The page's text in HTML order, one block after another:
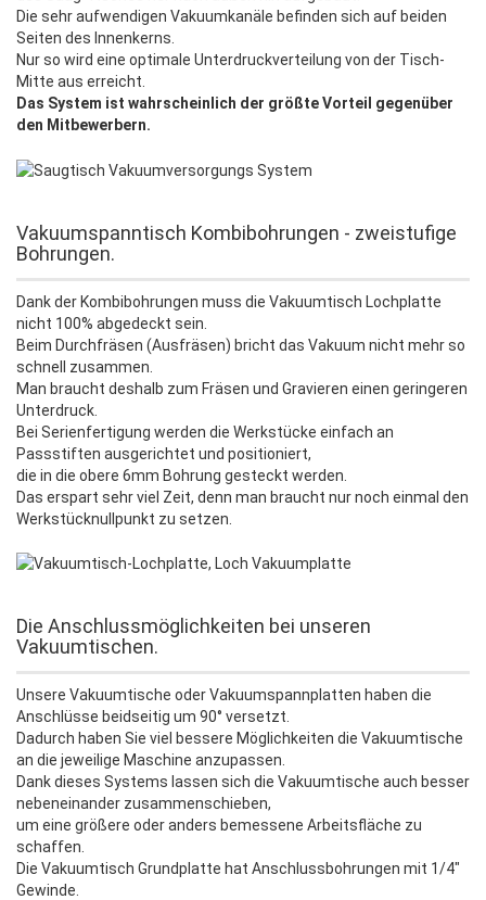
Die sehr aufwendigen Vakuumkanäle befinden sich auf beiden
Seiten des Innenkerns.
Nur so wird eine optimale Unterdruckverteilung von der Tisch-
Mitte aus erreicht.
Das System ist wahrscheinlich der größte Vorteil gegenüber
den Mitbewerbern.
Vakuumspanntisch Kombibohrungen - zweistufige
Bohrungen.
Dank der Kombibohrungen muss die Vakuumtisch Lochplatte
nicht 100% abgedeckt sein.
Beim Durchfräsen (Ausfräsen) bricht das Vakuum nicht mehr so
schnell zusammen.
Man braucht deshalb zum Fräsen und Gravieren einen geringeren
Unterdruck.
Bei Serienfertigung werden die Werkstücke einfach an
Passstiften ausgerichtet und positioniert,
die in die obere 6mm Bohrung gesteckt werden.
Das erspart sehr viel Zeit, denn man braucht nur noch einmal den
Werkstücknullpunkt zu setzen.
Die Anschlussmöglichkeiten bei unseren
Vakuumtischen.
Unsere Vakuumtische oder Vakuumspannplatten haben die
Anschlüsse beidseitig um 90° versetzt.
Dadurch haben Sie viel bessere Möglichkeiten die Vakuumtische
an die jeweilige Maschine anzupassen.
Dank dieses Systems lassen sich die Vakuumtische auch besser
nebeneinander zusammenschieben,
um eine größere oder anders bemessene Arbeitsfläche zu
schaffen.
Die Vakuumtisch Grundplatte hat Anschlussbohrungen mit 1/4"
Gewinde.